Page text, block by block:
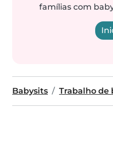
famílias com
Babysits Trabalho de